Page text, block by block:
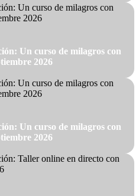
Un curso de milagros con
2026
Un curso de milagros con
2026